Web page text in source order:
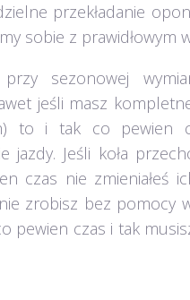
przekładanie
sobie z prawidłowym
sezonowej
jeśli masz
to i tak co pewien
jazdy. Jeśli koła
czas nie zmieniałeś
zrobisz bez pomocy
pewien czas i tak